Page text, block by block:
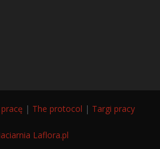
| The protocol | Targi pracy
Laflora.pl